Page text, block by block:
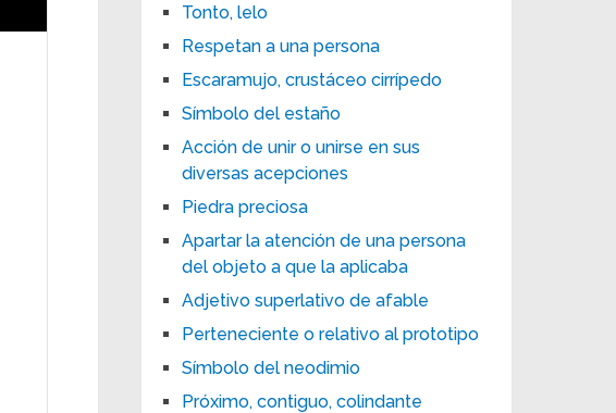
Tonto, lelo
Respetan a una persona
Escaramujo, crustáceo cirrípedo
Símbolo del estaño
Acción de unir o unirse en sus
diversas acepciones
Piedra preciosa
Apartar la atención de una persona
del objeto a que la aplicaba
Adjetivo superlativo de afable
Perteneciente o relativo al prototipo
Símbolo del neodimio
Próximo, contiguo, colindante